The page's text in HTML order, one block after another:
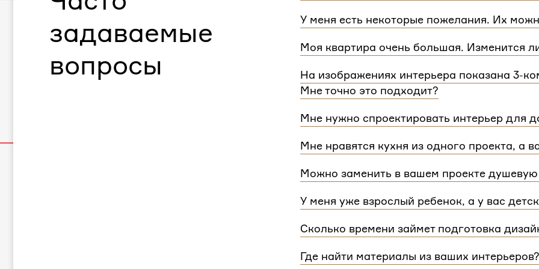
задаваемые
вопросы
квартиры.
У меня есть некоторые пожелания. Их
расстановку мебели и важные детали. Вы
Моя квартира очень большая. Изменится
дом или квартира, нужно будет купить
На изображениях интерьера показана 3-
Мне точно это подходит?
интерьера на нашем сайте может быть
Мне нужно спроектировать интерьер для
зависит от площади. Однако если у вас в доме
Мне нравятся кухня из одного проекта, а
концепции. Такая корректировка будет стоить3
Можно заменить в вашем проекте
У меня уже взрослый ребенок, а у вас
Сколько времени займет подготовка
потребуется время, чтобы обсудить
Где найти материалы из ваших интерьеров?